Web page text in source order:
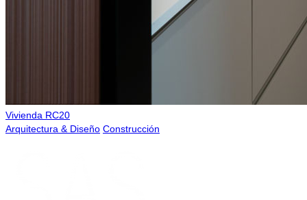
Vivienda RC20
Arquitectura & Diseño Construcción